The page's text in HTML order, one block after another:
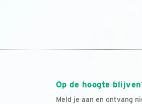
Op de hoogte
Meld je aan en ontvang